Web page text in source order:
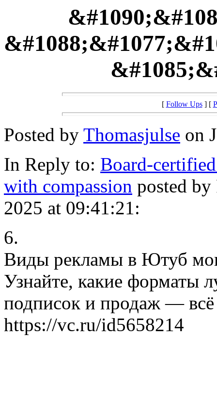
[ Follow Ups] [
Posted by Thomasjulse on
In Reply to: Board-
with compassion posted
2025 at 09:41:21:
6.
Виды рекламы в Ютуб
Узнайте, какие форматы
подписок и продаж —
https://vc.ru/id5658214